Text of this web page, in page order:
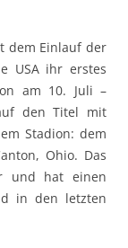
dem Einlauf der
USA ihr erstes
am 10. Juli –
den Titel mit
Stadion: dem
Ohio. Das
und hat einen
in den letzten